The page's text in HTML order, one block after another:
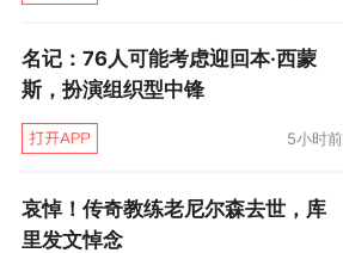
名记：76人可能考虑迎回本·西蒙
斯，扮演组织型中锋
5小时前
哀悼！传奇教练老尼尔森去世，库
里发文悼念